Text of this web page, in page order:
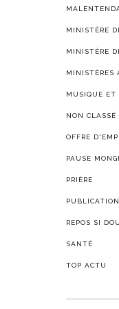
MINISTÈRE
MINISTÈRE
MINISTÈRES
MUSIQUE ET
NON CLASSÉ
OFFRE
PAUSE
PRIÈRE
REPOS SI
SANTÉ
TOP ACTU